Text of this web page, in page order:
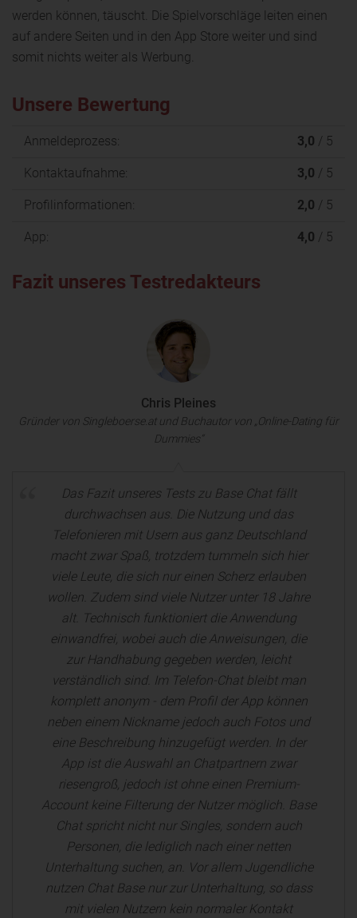
werden können, täuscht. Die Spielvorschläge leiten einen
auf andere Seiten und in den App Store weiter und sind
somit nichts weiter als Werbung.
Unsere Bewertung
Anmeldeprozess: 3,0 / 5
Kontaktaufnahme: 3,0 / 5
Profilinformationen: 2,0 / 5
App: 4,0 / 5
Fazit unseres Testredakteurs
Chris Pleines
Gründer von Singleboerse.at und Buchautor von „Online-Dating für
Dummies“
Das Fazit unseres Tests zu Base Chat fällt
durchwachsen aus. Die Nutzung und das
Telefonieren mit Usern aus ganz Deutschland
macht zwar Spaß, trotzdem tummeln sich hier
viele Leute, die sich nur einen Scherz erlauben
wollen. Zudem sind viele Nutzer unter 18 Jahre
alt. Technisch funktioniert die Anwendung
einwandfrei, wobei auch die Anweisungen, die
zur Handhabung gegeben werden, leicht
verständlich sind. Im Telefon-Chat bleibt man
komplett anonym - dem Profil der App können
neben einem Nickname jedoch auch Fotos und
eine Beschreibung hinzugefügt werden. In der
App ist die Auswahl an Chatpartnern zwar
riesengroß, jedoch ist ohne einen Premium-
Account keine Filterung der Nutzer möglich. Base
Chat spricht nicht nur Singles, sondern auch
Personen, die lediglich nach einer netten
Unterhaltung suchen, an. Vor allem Jugendliche
nutzen Chat Base nur zur Unterhaltung, so dass
mit vielen Nutzern kein normaler Kontakt